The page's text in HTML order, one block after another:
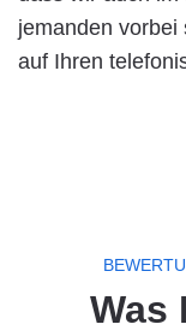
jemanden vorbei
auf Ihren
Was